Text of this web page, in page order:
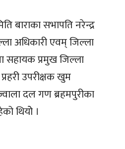
बाराका सभापति नरेन्द्र
अधिकारी एवम् जिल्ला
सहायक प्रमुख जिल्ला
उपरीक्षक खुम
दल गण ब्रहमपुरीका
थियोे ।